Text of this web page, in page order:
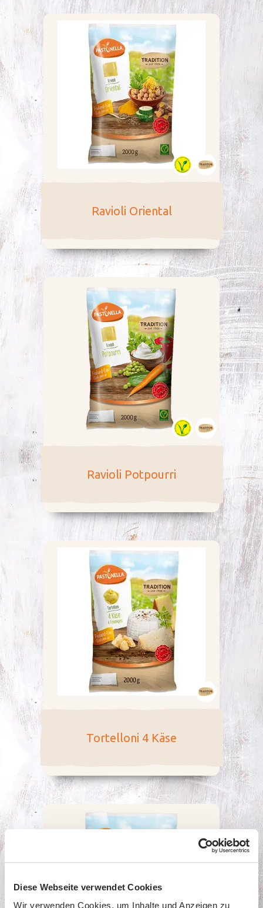
Diese Webseite verwendet Cookies
Wir verwenden Cookies, um Inhalte und Anzeigen zu
Ra­violi Orien­tal
Ravioli Potpourri
Tortelloni 4 Käse